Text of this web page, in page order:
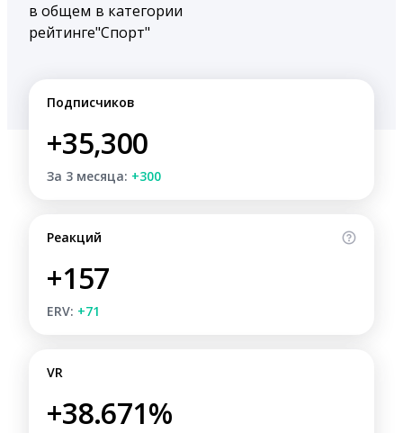
в общем
рейтинге
в категории
"Спорт"
Подписчиков
+35,300
За 3 месяца: +300
Реакций
+157
ERV: +71
VR
+38.671%